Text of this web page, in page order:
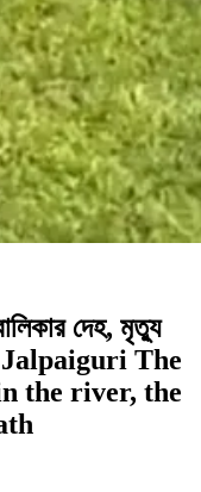
দেহ, মৃত্যু
| Jalpaiguri The
the river, the